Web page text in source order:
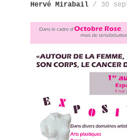
Hervé Mirabail / 30